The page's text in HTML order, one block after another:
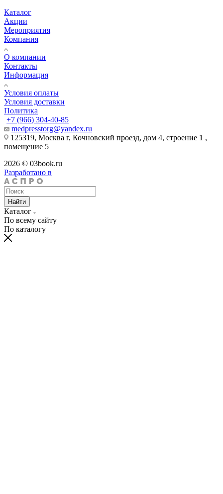
Каталог
Акции
Мероприятия
Компания
О компании
Контакты
Информация
Условия оплаты
Условия доставки
Политика
+7 (966) 304-40-85
medpresstorg@yandex.ru
125319, Москва г, Кочновский проезд, дом 4, строение 1 ,
помещение 5
2026 © 03book.ru
Разработано в
Найти
Каталог
По всему сайту
По каталогу